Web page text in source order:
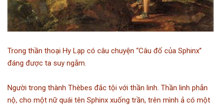
Trong thần thoại Hy Lạp có câu chuyện “Câu đố của Sphinx”
đáng được ta suy ngẫm.
Người trong thành Thèbes đắc tội với thần linh. Thần linh phẫn
nộ, cho một nữ quái tên Sphinx xuống trần, trên mình ả có một